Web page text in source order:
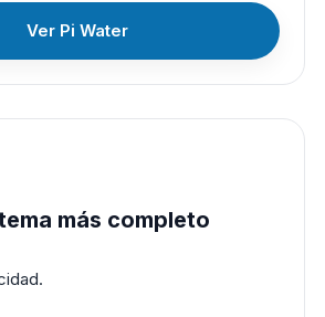
Ver Pi Water
más completo